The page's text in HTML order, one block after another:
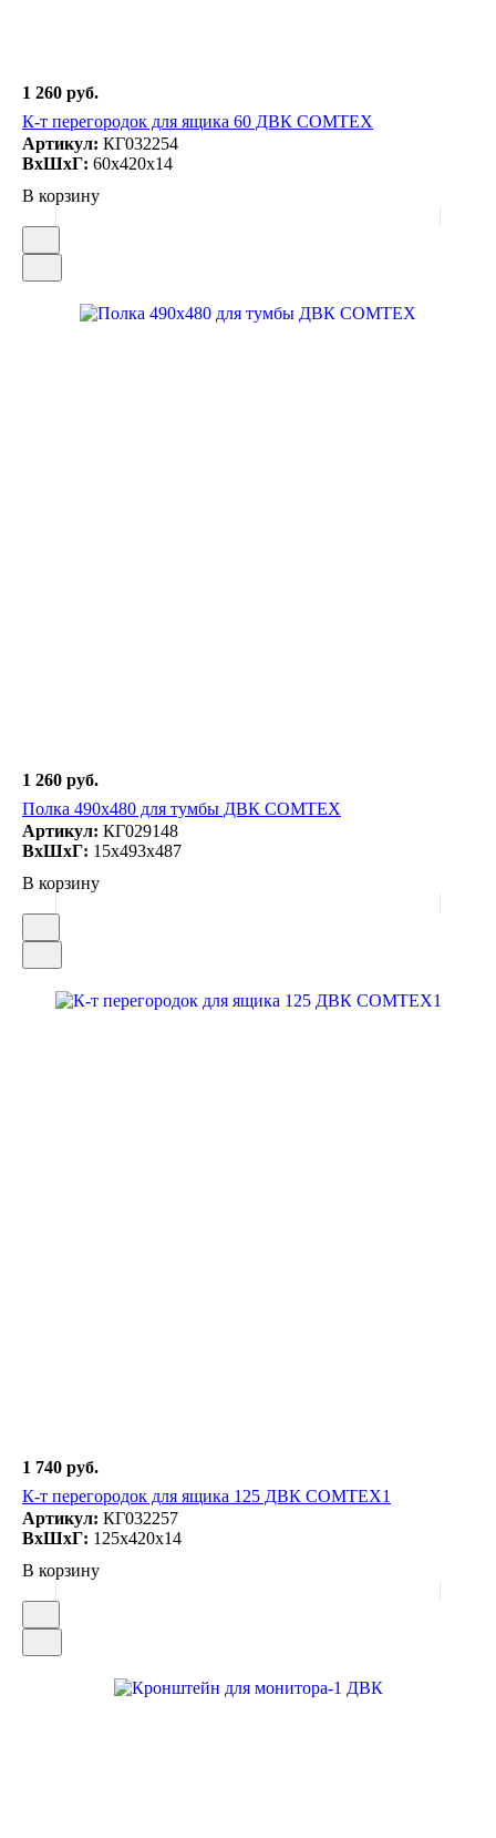
1 260 руб.
К-т перегородок для ящика 60 ДВК COMTEX
Артикул: КГ032254
ВxШxГ: 60x420x14
В корзину
1 260 руб.
Полка 490х480 для тумбы ДВК COMTEX
Артикул: КГ029148
ВxШxГ: 15x493x487
В корзину
1 740 руб.
К-т перегородок для ящика 125 ДВК COMTEX1
Артикул: КГ032257
ВxШxГ: 125x420x14
В корзину